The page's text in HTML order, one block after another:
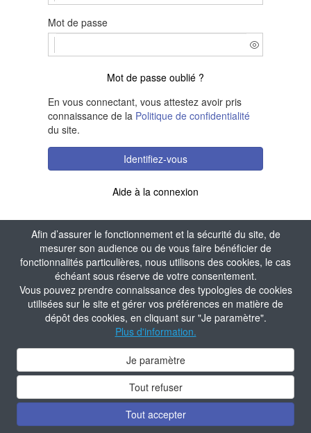
Afin d’assurer le fonctionnement et la sécurité du site, de
mesurer son audience ou de vous faire bénéficier de
fonctionnalités particulières, nous utilisons des cookies, le cas
échéant sous réserve de votre consentement.
Vous pouvez prendre connaissance des typologies de cookies
utilisées sur le site et gérer vos préférences en matière de
dépôt des cookies, en cliquant sur "Je paramètre".
Plus d'information.
Je paramètre
Tout refuser
Tout accepter
Mot de passe
Mot de passe oublié ?
En vous connectant, vous attestez avoir pris
connaissance de la Politique de confidentialité
du site.
Identifiez-vous
Aide à la connexion